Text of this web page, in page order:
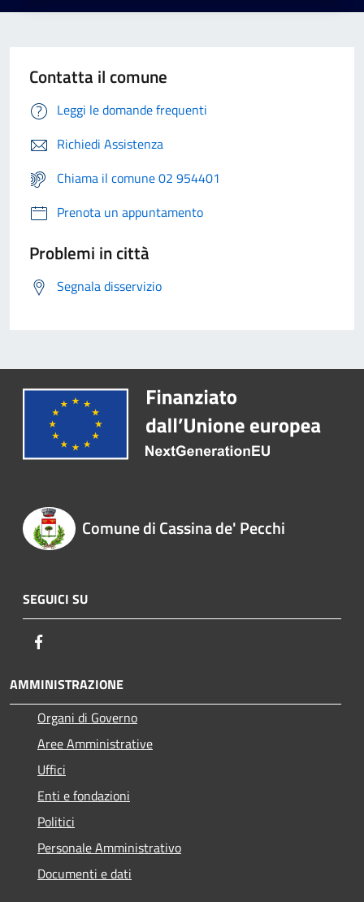
Contatta il comune
Leggi le domande frequenti
Richiedi Assistenza
Chiama il comune 02 954401
Prenota un appuntamento
Problemi in città
Segnala disservizio
Comune di Cassina de' Pecchi
SEGUICI SU
AMMINISTRAZIONE
Organi di Governo
Aree Amministrative
Uffici
Enti e fondazioni
Politici
Personale Amministrativo
Documenti e dati